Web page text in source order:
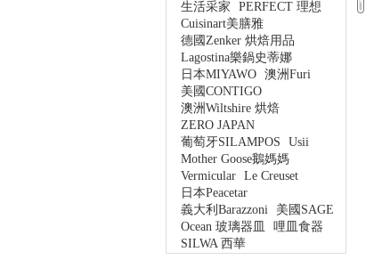
生活采家
PERFECT 理想
Cuisinart美膳雅
德國Zenker 烘焙用品
Lagostina樂鍋史蒂娜
日本MIYAWO 澳洲Furi
美國CONTIGO
澳洲Wiltshire 烘焙
ZERO JAPAN
葡萄牙SILAMPOS
Usii
Mother Goose鵝媽媽
Vermicular Le Creuset
日本Peacetar
義大利Barazzoni
美國SAGE
Ocean 玻璃器皿
哩皿食器
SILWA 西華